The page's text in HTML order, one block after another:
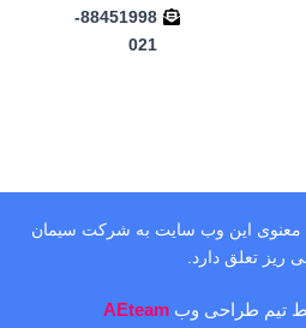
88451998-
021
معنوی این وب‌ سایت به شرکت سیمان
ریز تعلق دارد.
تیم طراحی وب AEteam